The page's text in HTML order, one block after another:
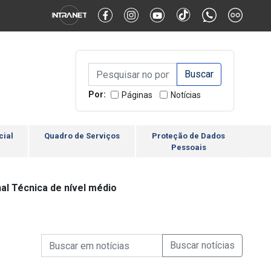
Alternar Alto Contraste Alternar Tamanho da Fonte
Campo de Busca de
Campo de Busca de informaçõesEnviar a Busca
Por: Páginas Notícias
Quadro de Serviços
Proteção de Dados
Pessoais
Técnica de nível médio
Campo de Busca de Notícias
Campo de Busca de informaçõesEnviar a Busca de